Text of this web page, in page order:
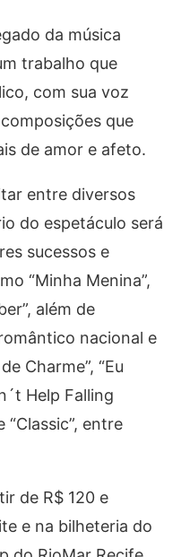
da música
trabalho que
com sua voz
que
de amor e afeto.
entre diversos
do espetáculo será
sucessos e
“Minha Menina”,
além de
nacional e
Charme”, “Eu
Help Falling
“Classic”, entre
de R$ 120 e
e na bilheteria do